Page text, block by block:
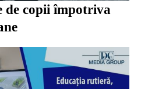
de copii împotriva